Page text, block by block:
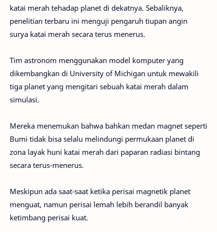
katai merah tehadap planet di dekatnya. Sebaliknya,
penelitian terbaru ini menguji pengaruh tiupan angin
surya katai merah secara terus menerus.
Tim astronom menggunakan model komputer yang
dikembangkan di University of Michigan untuk mewakili
tiga planet yang mengitari sebuah katai merah dalam
simulasi.
Mereka menemukan bahwa bahkan medan magnet seperti
Bumi tidak bisa selalu melindungi permukaan planet di
zona layak huni katai merah dari paparan radiasi bintang
secara terus-menerus.
Meskipun ada saat-saat ketika perisai magnetik planet
menguat, namun perisai lemah lebih berandil banyak
ketimbang perisai kuat.